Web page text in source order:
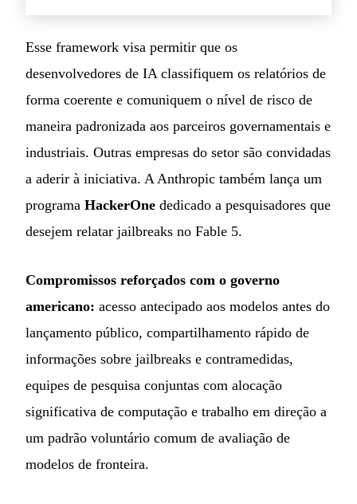
Esse framework visa permitir que os
desenvolvedores de IA classifiquem os relatórios de
forma coerente e comuniquem o nível de risco de
maneira padronizada aos parceiros governamentais e
industriais. Outras empresas do setor são convidadas
a aderir à iniciativa. A Anthropic também lança um
programa HackerOne dedicado a pesquisadores que
desejem relatar jailbreaks no Fable 5.
Compromissos reforçados com o governo
americano: acesso antecipado aos modelos antes do
lançamento público, compartilhamento rápido de
informações sobre jailbreaks e contramedidas,
equipes de pesquisa conjuntas com alocação
significativa de computação e trabalho em direção a
um padrão voluntário comum de avaliação de
modelos de fronteira.